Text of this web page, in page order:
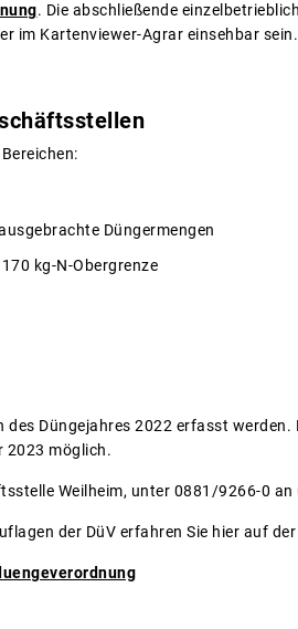
. Die abschließende
im Kartenviewer-Agrar einsehbar sein.
Düngermengen
kg-N-Obergrenze
Düngejahres 2022 erfasst
2023 möglich.
Weilheim, unter 0881/9266-0
der DüV erfahren Sie hier auf